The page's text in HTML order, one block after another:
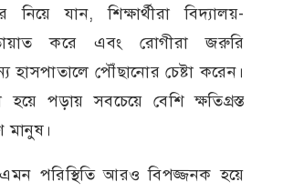
যান, শিক্ষার্থীরা বিদ্যালয়-
করে এবং রোগীরা জরুরি
হাসপাতালে পৌঁছানোর চেষ্টা করেন।
পড়ায় সবচেয়ে বেশি ক্ষতিগ্রস্ত
মানুষ।
পরিস্থিতি আরও বিপজ্জনক হয়ে